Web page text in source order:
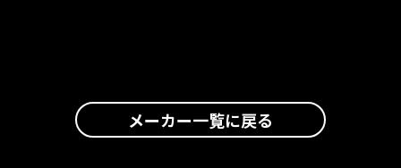
メーカー一覧に戻る